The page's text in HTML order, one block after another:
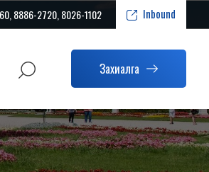
8886-2720, 8026-1102 Inbound
Захиалга